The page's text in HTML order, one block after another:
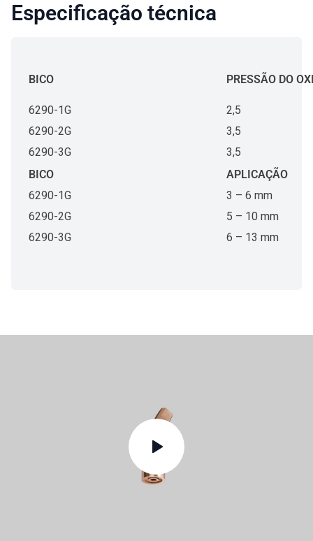
Especificação técnica
BICO PRESSÃO DO
6290-1G
2,5
6290-2G
3,5
6290-3G
3,5
BICO
APLICAÇÃO
6290-1G
3 – 6 mm
6290-2G
5 – 10 mm
6290-3G
6 – 13 mm